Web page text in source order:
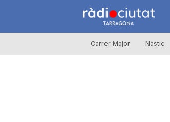
R
à
Carrer Major Nàstic